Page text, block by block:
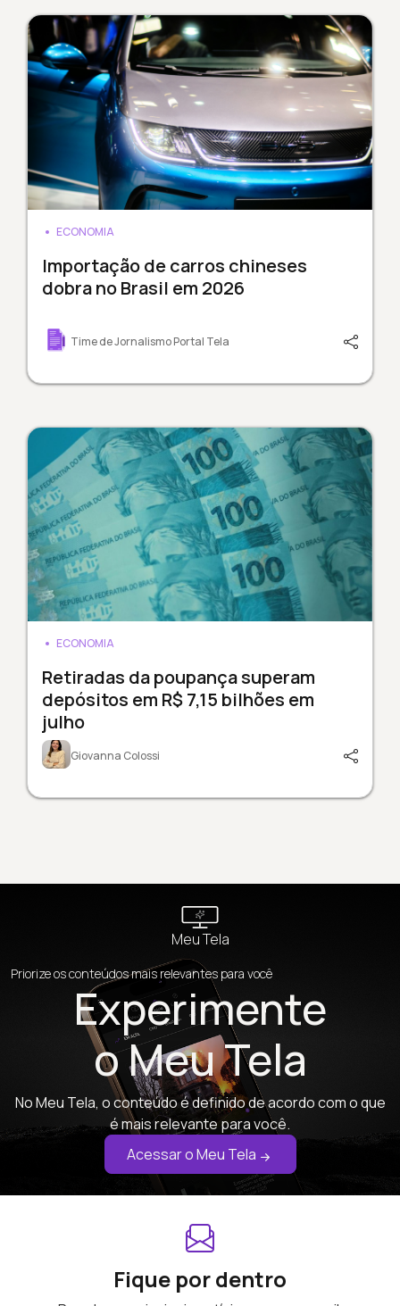
ECONOMIA
Importação de carros chineses
dobra no Brasil em 2026
Time de Jornalismo Portal Tela
ECONOMIA
Retiradas da poupança superam
depósitos em R$ 7,15 bilhões em
julho
Giovanna Colossi
Meu Tela
Priorize os conteúdos mais relevantes para você
Experimente
o Meu Tela
No Meu Tela, o conteúdo é definido de acordo com o que
é mais relevante para você.
Acessar o Meu Tela
Fique por dentro